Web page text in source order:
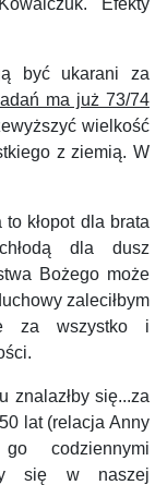
ukarani za
ma już 73/74
wielkość
z ziemią. W
kłopot dla brata
dla dusz
Bożego może
zaleciłbym
za wszystko i
się...za
lat (relacja Anny
codziennymi
się w naszej